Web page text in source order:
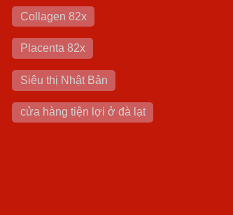
Collagen 82x
Placenta 82x
Siêu thị Nhật Bản
cửa hàng tiện lợi ở đà lạt